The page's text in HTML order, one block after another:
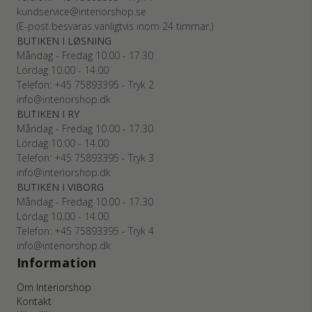
kundservice@interiorshop.se
(E-post besvaras vanligtvis inom 24 timmar.)
BUTIKEN I LØSNING
Måndag - Fredag 10.00 - 17.30
Lördag 10.00 - 14.00
Telefon: +45 75893395 - Tryk 2
info@interiorshop.dk
BUTIKEN I RY
Måndag - Fredag 10.00 - 17.30
Lördag 10.00 - 14.00
Telefon: +45 75893395 - Tryk 3
info@interiorshop.dk
BUTIKEN I VIBORG
Måndag - Fredag 10.00 - 17.30
Lördag 10.00 - 14.00
Telefon: +45 75893395 - Tryk 4
info@interiorshop.dk
Information
Om Interiorshop
Kontakt